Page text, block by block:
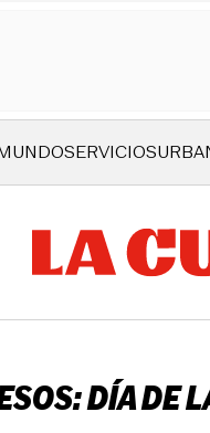
SERVICIOS
DÍA DE